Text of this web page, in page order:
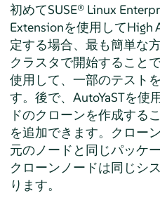
初めてSUSE® Linux
Extensionを使用して
定する場合、最も簡単な
クラスタで開始すること
使用して、一部のテスト
す。後で、AutoYaSTを使
ドのクローンを作成する
を追加できます。クロー
元のノードと同じパッケ
クローンノードは同じシ
ります。